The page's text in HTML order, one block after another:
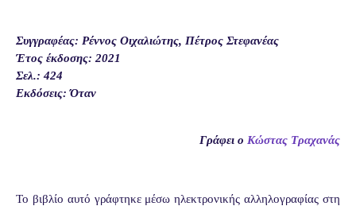
Συγγραφέας: Ρέννος Οιχαλιώτης, Πέτρος Στεφανέας
Έτος έκδοσης: 2021
Σελ.: 424
Εκδόσεις: Όταν
Γράφει ο Κώστας Τραχανάς
Το βιβλίο αυτό γράφτηκε μέσω ηλεκτρονικής αλληλογραφίας στη